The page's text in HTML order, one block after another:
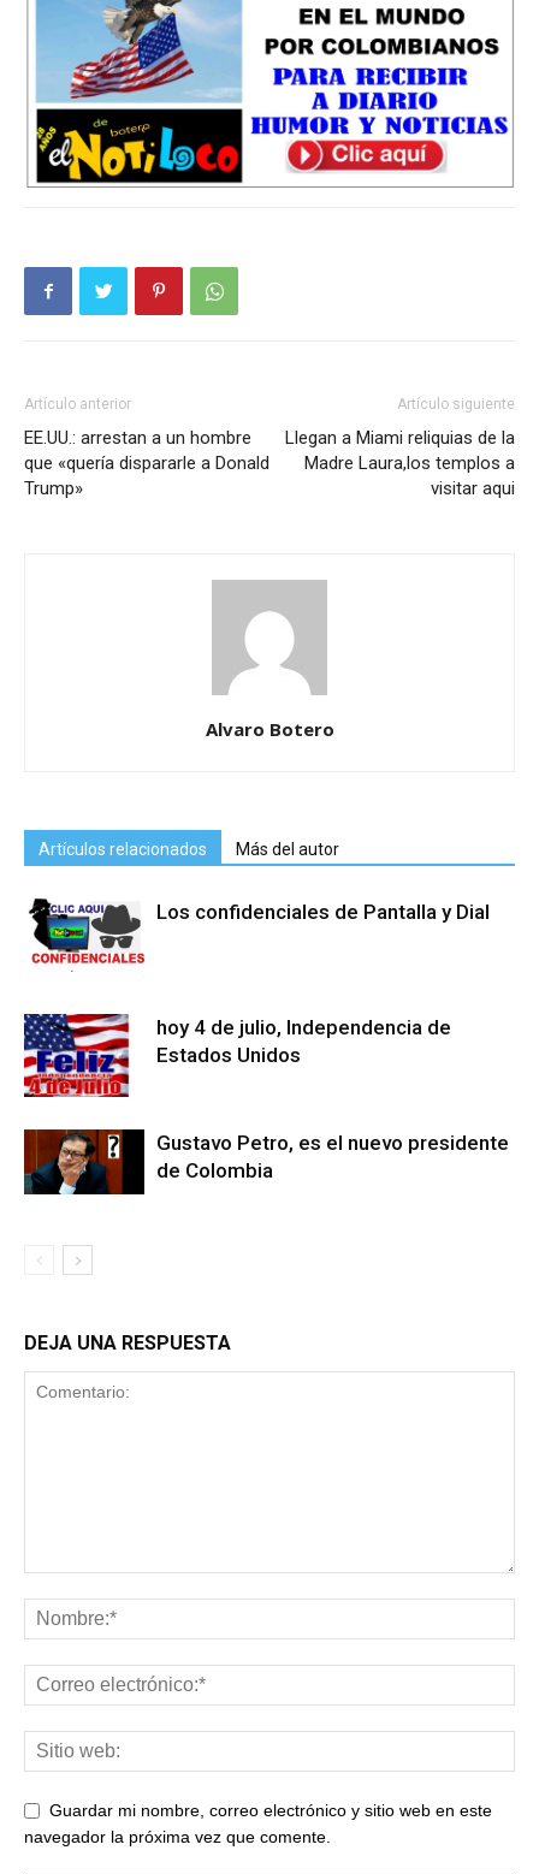
Artículo anterior
EE.UU.: arrestan a un hombre
que «quería dispararle a Donald
Trump»
Artículo siguiente
Llegan a Miami reliquias de la
Madre Laura,los templos a
visitar aqui
Alvaro Botero
Artículos relacionados Más del autor
Los confidenciales de Pantalla y Dial
hoy 4 de julio, Independencia de
Estados Unidos
Gustavo Petro, es el nuevo presidente
de Colombia
DEJA UNA RESPUESTA
Guardar mi nombre, correo electrónico y sitio web en este
navegador la próxima vez que comente.